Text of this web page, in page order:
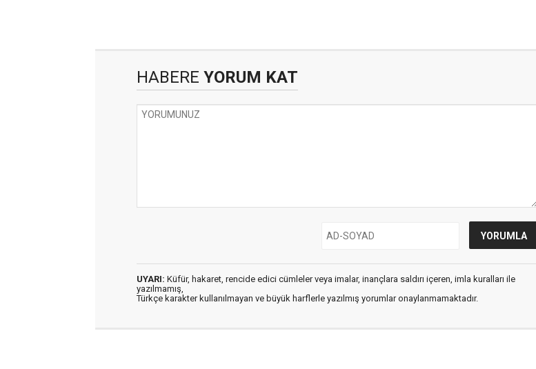
HABERE YORUM KAT
UYARI: Küfür, hakaret, rencide edici cümleler veya imalar, inançlara saldırı içeren, imla kuralları ile
yazılmamış,
Türkçe karakter kullanılmayan ve büyük harflerle yazılmış yorumlar onaylanmamaktadır.